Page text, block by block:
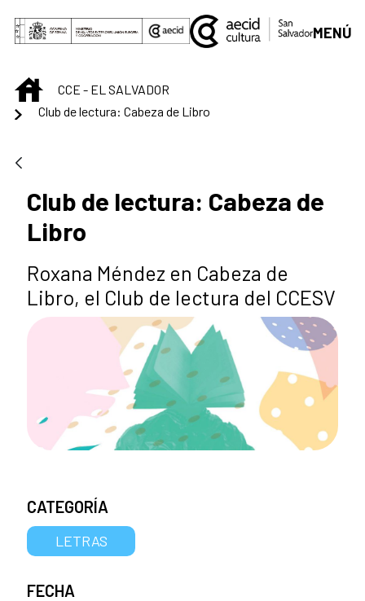
Saut au contenu principal
MENÚ
INICIOCCE - EL SALVADOR
Club de lectura: Cabeza de Libro
Club de lectura: Cabeza de
Libro
Roxana Méndez en Cabeza de
Libro, el Club de lectura del CCESV
CATEGORÍA
LETRAS
FECHA